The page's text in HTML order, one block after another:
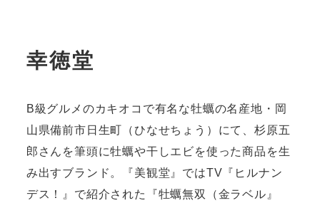
幸徳堂
B級グルメのカキオコで有名な牡蠣の名産地・岡
山県備前市日生町（ひなせちょう）にて、杉原五
郎さんを筆頭に牡蠣や干しエビを使った商品を生
み出すブランド。『美観堂』ではTV『ヒルナン
デス！』で紹介された『牡蠣無双（金ラベル』